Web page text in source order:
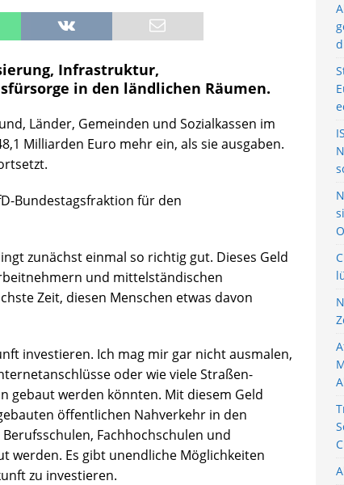
Infrastruktur,
in den ländlichen Räumen.
Länder, Gemeinden und Sozialkassen im
Milliarden Euro mehr ein, als sie ausgaben.
Bundestagsfraktion für den
zunächst einmal so richtig gut. Dieses Geld
und mittelständischen
Zeit, diesen Menschen etwas davon
investieren. Ich mag mir gar nicht ausmalen,
oder wie viele Straßen-
gebaut werden könnten. Mit diesem Geld
öffentlichen Nahverkehr in den
Fachhochschulen und
werden. Es gibt unendliche Möglichkeiten
zu investieren.